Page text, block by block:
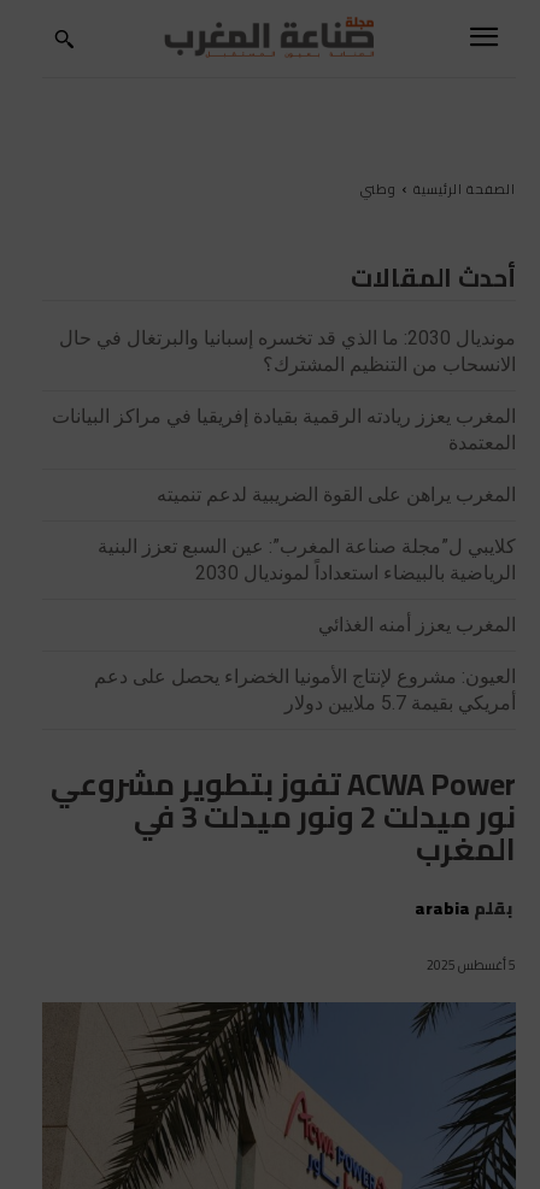
الصفحة الرئيسية وطني
أحدث المقالات
مونديال 2030: ما الذي قد تخسره إسبانيا والبرتغال في حال
الانسحاب من التنظيم المشترك؟
المغرب يعزز ريادته الرقمية بقيادة إفريقيا في مراكز البيانات
المعتمدة
المغرب يراهن على القوة الضريبية لدعم تنميته
كلايبي ل”مجلة صناعة المغرب”: عين السبع تعزز البنية
الرياضية بالبيضاء استعداداً لمونديال 2030
المغرب يعزز أمنه الغذائي
العيون: مشروع لإنتاج الأمونيا الخضراء يحصل على دعم
أمريكي بقيمة 5.7 ملايين دولار
ACWA Power تفوز بتطوير مشروعي
نور ميدلت 2 ونور ميدلت 3 في
المغرب
بقلمarabia
5 أغسطس 2025